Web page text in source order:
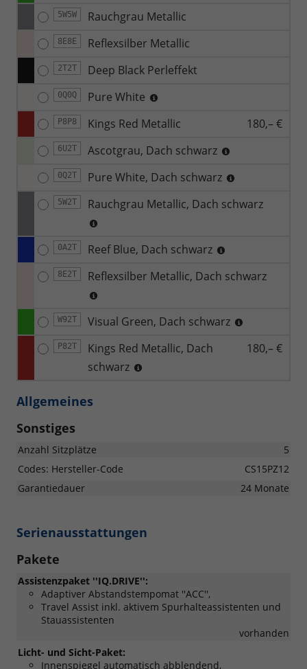
5W5W Rauchgrau Metallic
8E8E Reflexsilber Metallic
2T2T Deep Black Perleffekt
0Q0Q Pure White
P8P8 Kings Red Metallic 180,– €
6U2T Ascotgrau, Dach schwarz
0Q2T Pure White, Dach schwarz
5W2T Rauchgrau Metallic, Dach schwarz
0A2T Reef Blue, Dach schwarz
8E2T Reflexsilber Metallic, Dach schwarz
W92T Visual Green, Dach schwarz
P82T
Kings Red Metallic, Dach
schwarz
180,– €
Allgemeines
Sonstiges
Anzahl Sitzplätze
5
Codes: Hersteller-Code
CS15PZ12
Garantiedauer
24 Monate
Serienausstattungen
Pakete
Assistenzpaket ''IQ.DRIVE'':
Adaptiver Abstandstempomat ''ACC'',
Travel Assist inkl. aktivem Spurhalteassistenten und
Stauassistenten
vorhanden
Licht- und Sicht-Paket:
Innenspiegel automatisch abblendend,